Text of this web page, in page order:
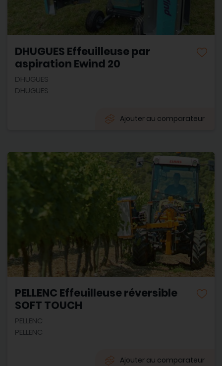
DHUGUES Effeuilleuse par
aspiration Ewind 20
DHUGUES
DHUGUES
Ajouter au comparateur
PELLENC Effeuilleuse réversible
SOFT TOUCH
PELLENC
PELLENC
Ajouter au comparateur